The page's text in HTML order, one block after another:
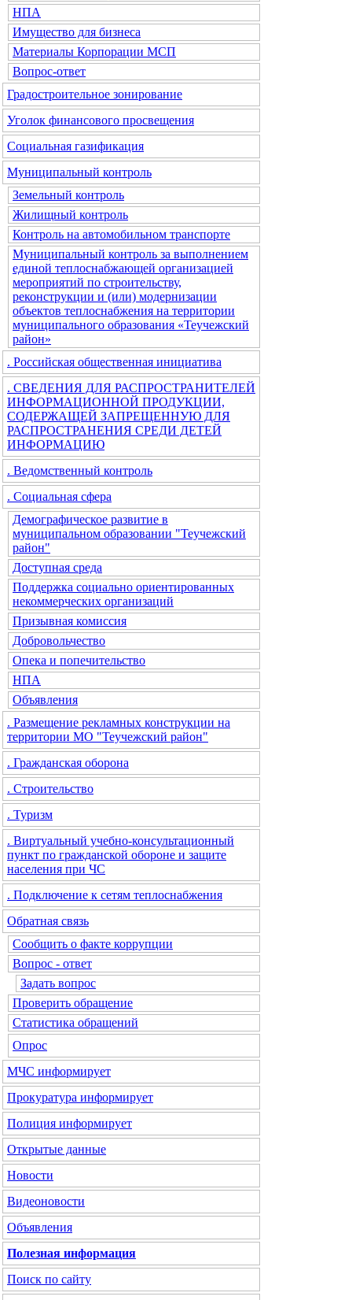
НПА
Имущество для бизнеса
Материалы Корпорации МСП
Вопрос-ответ
Градостроительное зонирование
Уголок финансового просвещения
Социальная газификация
Муниципальный контроль
Земельный контроль
Жилищный контроль
Контроль на автомобильном транспорте
Муниципальный контроль за выполнением
единой теплоснабжающей организацией
мероприятий по строительству,
реконструкции и (или) модернизации
объектов теплоснабжения на территории
муниципального образования «Теучежский
район»
. Российская общественная инициатива
. СВЕДЕНИЯ ДЛЯ РАСПРОСТРАНИТЕЛЕЙ
ИНФОРМАЦИОННОЙ ПРОДУКЦИИ,
СОДЕРЖАЩЕЙ ЗАПРЕЩЕННУЮ ДЛЯ
РАСПРОСТРАНЕНИЯ СРЕДИ ДЕТЕЙ
ИНФОРМАЦИЮ
. Ведомственный контроль
. Социальная сфера
Демографическое развитие в
муниципальном образовании "Теучежский
район"
Доступная среда
Поддержка социально ориентированных
некоммерческих организаций
Призывная комиссия
Добровольчество
Опека и попечительство
НПА
Объявления
. Размещение рекламных конструкции на
территории МО "Теучежский район"
. Гражданская оборона
. Строительство
. Туризм
. Виртуальный учебно-консультационный
пункт по гражданской обороне и защите
населения при ЧС
. Подключение к сетям теплоснабжения
Обратная связь
Сообщить о факте коррупции
Вопрос - ответ
Задать вопрос
Проверить обращение
Статистика обращений
Опрос
МЧС информирует
Прокуратура информирует
Полиция информирует
Открытые данные
Новости
Видеоновости
Объявления
Полезная информация
Поиск по сайту